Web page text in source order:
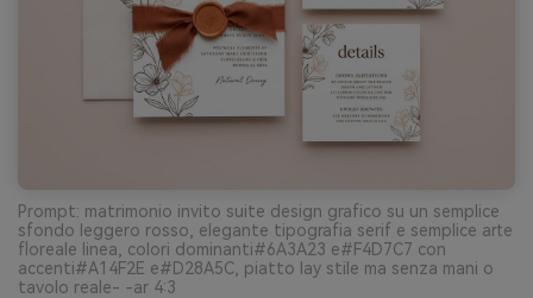
Prompt: matrimonio invito suite design grafico su un semplice
sfondo leggero rosso, elegante tipografia serif e semplice arte
floreale linea, colori dominanti#6A3A23 e#F4D7C7 con
accenti#A14F2E e#D28A5C, piatto lay stile ma senza mani o
tavolo reale- -ar 4:3